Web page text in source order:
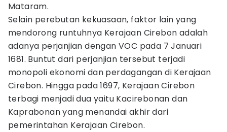
Mataram.
Selain perebutan kekuasaan, faktor lain yang
mendorong runtuhnya Kerajaan Cirebon adalah
adanya perjanjian dengan VOC pada 7 Januari
1681. Buntut dari perjanjian tersebut terjadi
monopoli ekonomi dan perdagangan di Kerajaan
Cirebon. Hingga pada 1697, Kerajaan Cirebon
terbagi menjadi dua yaitu Kacirebonan dan
Kaprabonan yang menandai akhir dari
pemerintahan Kerajaan Cirebon.